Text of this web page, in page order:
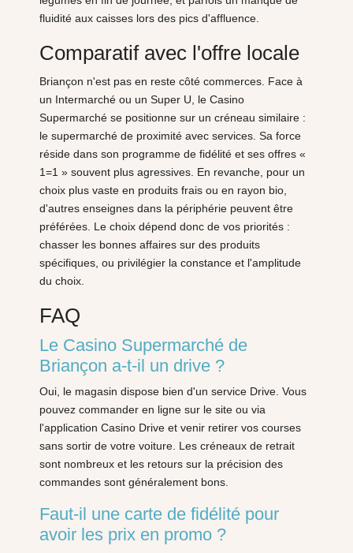
fluidité aux caisses lors des pics d'affluence.
Comparatif avec l'offre locale
Briançon n'est pas en reste côté commerces. Face à
un Intermarché ou un Super U, le Casino
Supermarché se positionne sur un créneau similaire :
le supermarché de proximité avec services. Sa force
réside dans son programme de fidélité et ses offres «
1=1 » souvent plus agressives. En revanche, pour un
choix plus vaste en produits frais ou en rayon bio,
d'autres enseignes dans la périphérie peuvent être
préférées. Le choix dépend donc de vos priorités :
chasser les bonnes affaires sur des produits
spécifiques, ou privilégier la constance et l'amplitude
du choix.
FAQ
Le Casino Supermarché de
Briançon a-t-il un drive ?
Oui, le magasin dispose bien d'un service Drive. Vous
pouvez commander en ligne sur le site ou via
l'application Casino Drive et venir retirer vos courses
sans sortir de votre voiture. Les créneaux de retrait
sont nombreux et les retours sur la précision des
commandes sont généralement bons.
Faut-il une carte de fidélité pour
avoir les prix en promo ?